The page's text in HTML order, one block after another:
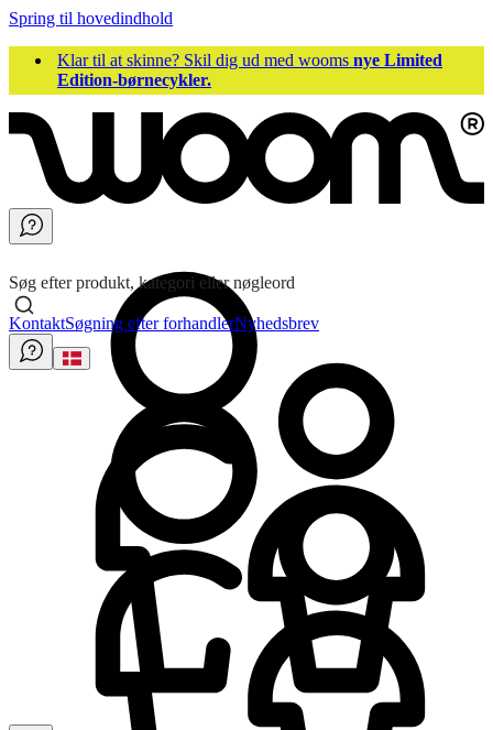
Spring til hovedindhold
Klar til at skinne? Skil dig ud med wooms nye Limited
Edition-børnecykler.
Søg efter produkt, kategori eller nøgleord
KontaktSøgning efter forhandlerNyhedsbrev